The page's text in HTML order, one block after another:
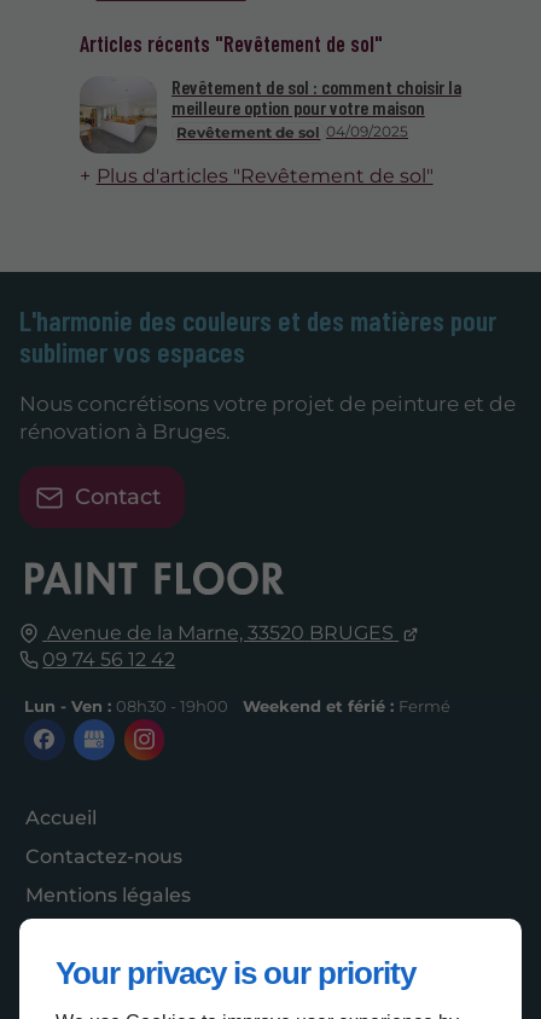
Your privacy is our priority
Articles récents "Revêtement de sol"
Revêtement de sol 04/09/2025
Revêtement de sol : comment choisir la
meilleure option pour votre maison
Plus d'articles "Revêtement de sol"
Avenue de la Marne,33520 BRUGES
09 74 56 12 42
Lun - Ven : 08h30 - 19h00 Weekend et férié : Fermé
Accueil
Contactez-nous
Mentions légales
L'harmonie des couleurs et des matières pour
sublimer vos espaces
Nous concrétisons votre projet de peinture et de
rénovation à Bruges.
Contact